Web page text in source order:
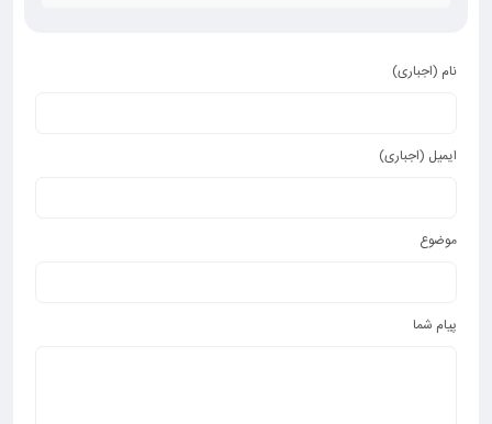
نام (اجباری)
ایمیل (اجباری)
موضوع
پیام شما